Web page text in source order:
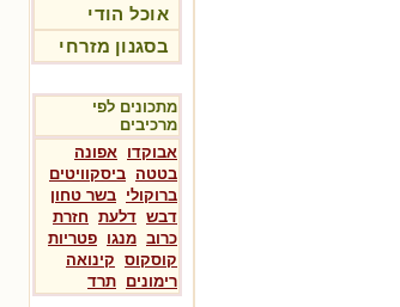
אוכל הודי
בסגנון מזרחי
מתכונים לפי
מרכיבים
אבוקדו אפונה
בטטה ביסקוויטים
ברוקולי בשר טחון
דבש דלעת חזרת
כרוב מנגו פטריות
קוסקוס קינואה
רימונים תרד